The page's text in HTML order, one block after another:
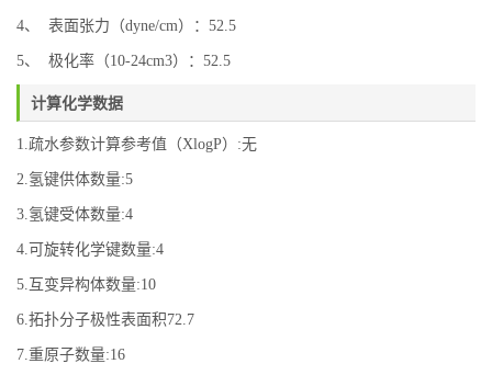
4、 表面张力（dyne/cm）：52.5
5、 极化率（10-24cm3）：52.5
计算化学数据
1.疏水参数计算参考值（XlogP）:无
2.氢键供体数量:5
3.氢键受体数量:4
4.可旋转化学键数量:4
5.互变异构体数量:10
6.拓扑分子极性表面积72.7
7.重原子数量:16